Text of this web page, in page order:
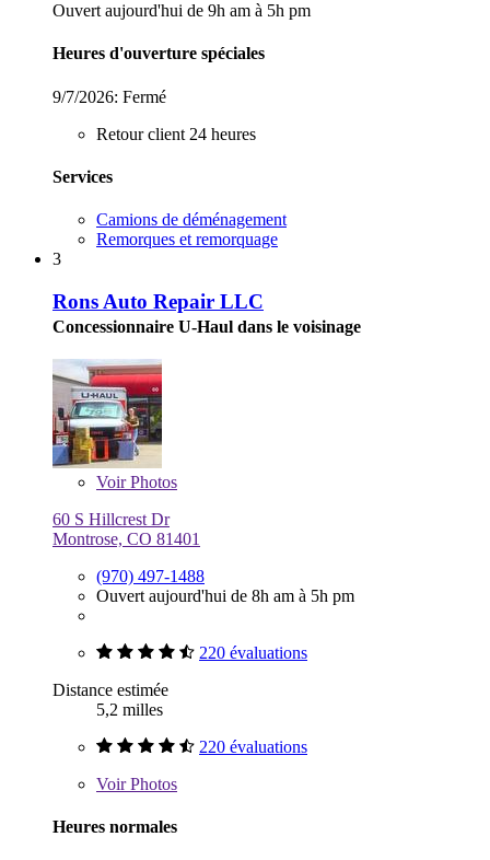
Ouvert aujourd'hui de 9h am à 5h pm
Heures d'ouverture spéciales
9/7/2026: Fermé
Retour client 24 heures
Services
Camions de déménagement
Remorques et remorquage
3
Rons Auto Repair LLC
Concessionnaire U-Haul dans le voisinage
VoirPhotos
60 S Hillcrest Dr
Montrose, CO 81401
(970) 497-1488
Ouvert aujourd'hui de 8h am à 5h pm
220 évaluations
Distance estimée
5,2 milles
220 évaluations
VoirPhotos
Heures normales